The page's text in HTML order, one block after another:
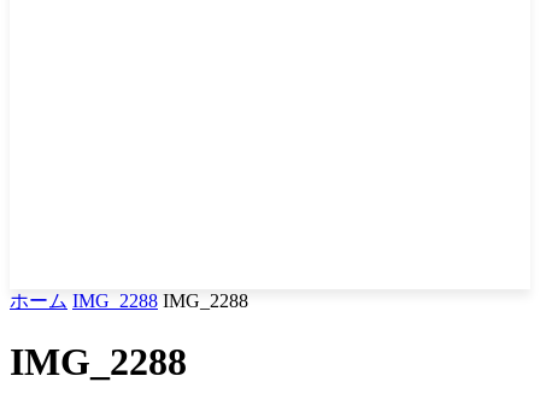
ホーム IMG_2288 IMG_2288
IMG_2288